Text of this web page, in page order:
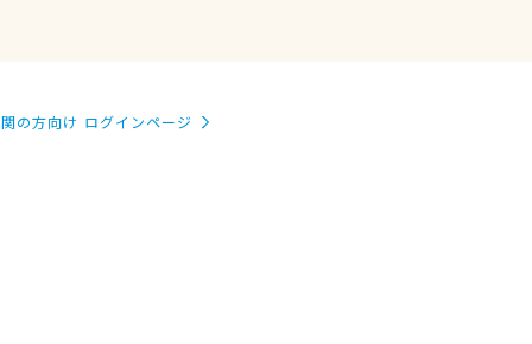
の方向け ログインページ